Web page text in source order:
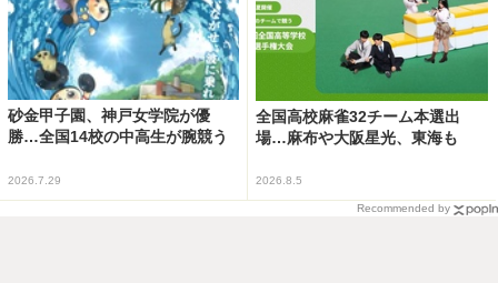
砂金甲子園、神戸女学院が優
勝…全国14校の中高生が腕競う
2026.7.29
全国高校麻雀32チーム本選出
場…麻布や大阪星光、東海も
2026.8.5
Recommended by